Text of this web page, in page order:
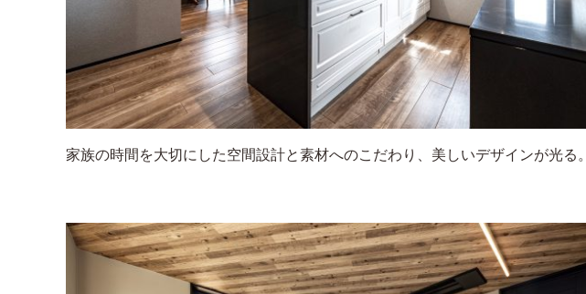
家族の時間を大切にした空間設計と素材へのこだわり、美しいデザインが光る。